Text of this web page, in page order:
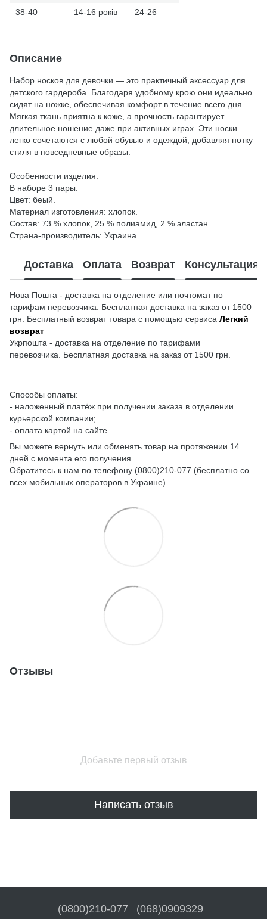
38-40
14-16 років 24-26
Описание
Набор носков для девочки — это практичный аксессуар для
детского гардероба. Благодаря удобному крою они идеально
сидят на ножке, обеспечивая комфорт в течение всего дня.
Мягкая ткань приятна к коже, а прочность гарантирует
длительное ношение даже при активных играх. Эти носки
легко сочетаются с любой обувью и одеждой, добавляя нотку
стиля в повседневные образы.
Особенности изделия:
В наборе 3 пары.
Цвет: беый.
Материал изготовления: хлопок.
Состав: 73 % хлопок, 25 % полиамид, 2 % эластан.
Страна-производитель: Украина.
Доставка Оплата Возврат Консультация
Нова Пошта - доставка на отделение или почтомат по
тарифам перевозчика. Бесплатная доставка на заказ от 1500
грн. Бесплатный возврат товара с помощью сервиса Легкий
возврат
Укрпошта - доставка на отделение по тарифами
перевозчика. Бесплатная доставка на заказ от 1500 грн.
Способы оплаты:
- наложенный платёж при получении заказа в отделении
курьерской компании;
- оплата картой на сайте.
Вы можете вернуть или обменять товар на протяжении 14
дней с момента его получения
Обратитесь к нам по телефону (0800)210-077 (бесплатно со
всех мобильных операторов в Украине)
Отзывы
Добавьте первый отзыв
Написать отзыв
(0800)210-077 (068)0909329